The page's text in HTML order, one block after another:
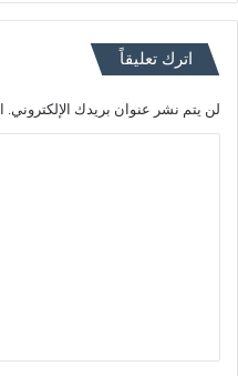
اترك تعليقاً
لن يتم نشر عنوان بريدك الإلكتروني.